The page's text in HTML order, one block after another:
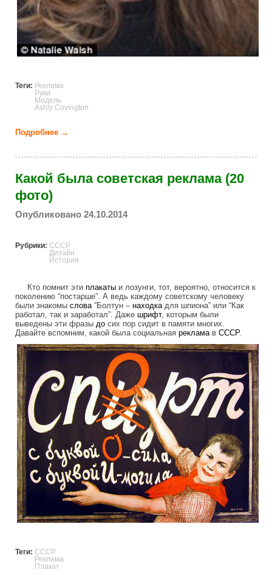
Теги: Реклама
Руки
Модель
Ashly Covington
Подробнее →
Какой была советская реклама (20
фото)
Опубликовано 24.10.2014
Рубрики: СССР
Дизайн
История
Кто помнит эти плакаты и лозунги, тот, вероятно, относится к
поколению “постарше”. А ведь каждому советскому человеку
были знакомы слова “Болтун – находка для шпиона” или “Как
работал, так и заработал”. Даже шрифт, которым были
выведены эти фразы до сих пор сидит в памяти многих.
Давайте вспомним, какой была социальная реклама в СССР.
soviet_advertising.jpg
Теги: СССР
Реклама
Плакат